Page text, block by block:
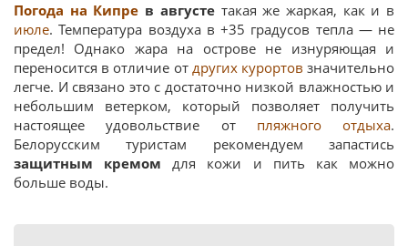
Погода на Кипре в августетакая же жаркая, как и в
июле. Температура воздуха в +35 градусов тепла — не
предел! Однако жара на острове не изнуряющая и
переносится в отличие от других курортов значительно
легче. И связано это с достаточно низкой влажностью и
небольшим ветерком, который позволяет получить
настоящее удовольствие от пляжного отдыха.
Белорусским туристам рекомендуем запастись
защитным кремом для кожи и пить как можно
больше воды.